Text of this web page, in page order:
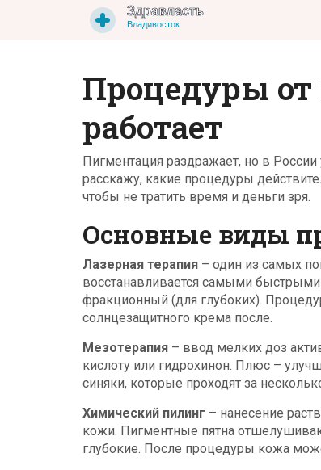
Процедуры
работает
Пигментация раздражает, но в
расскажу, какие процедуры
чтобы не тратить время и деньги зря.
Основные виды
Лазерная терапия – один из самых
восстанавливается самыми
фракционный (для глубоких).
солнцезащитного крема после.
Мезотерапия – ввод мелких доз
кислоту или гидрохинон. Плюс –
синяки, которые проходят за
Химический пилинг – нанесение
кожи. Пигментные пятна
глубокие. После процедуры кожа